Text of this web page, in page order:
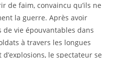
de faim, convaincu qu’ils ne
la guerre. Après avoir
vie épouvantables dans
à travers les longues
le spectateur se